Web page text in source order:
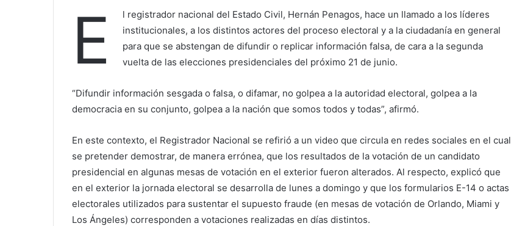
E
l registrador nacional del Estado Civil, Hernán Penagos, hace un llamado a los líderes
institucionales, a los distintos actores del proceso electoral y a la ciudadanía en general
para que se abstengan de difundir o replicar información falsa, de cara a la segunda
vuelta de las elecciones presidenciales del próximo 21 de junio.
“Difundir información sesgada o falsa, o difamar, no golpea a la autoridad electoral, golpea a la
democracia en su conjunto, golpea a la nación que somos todos y todas”, afirmó.
En este contexto, el Registrador Nacional se refirió a un video que circula en redes sociales en el cual
se pretender demostrar, de manera errónea, que los resultados de la votación de un candidato
presidencial en algunas mesas de votación en el exterior fueron alterados. Al respecto, explicó que
en el exterior la jornada electoral se desarrolla de lunes a domingo y que los formularios E-14 o actas
electorales utilizados para sustentar el supuesto fraude (en mesas de votación de Orlando, Miami y
Los Ángeles) corresponden a votaciones realizadas en días distintos.